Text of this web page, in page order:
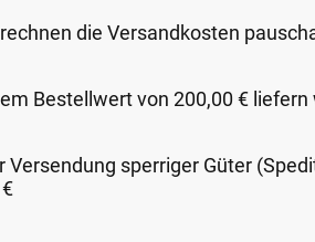
die Versandkosten
Bestellwert von 200,00 €
Versendung sperriger Güter